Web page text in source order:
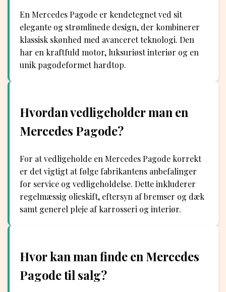
En Mercedes Pagode er kendetegnet ved sit
elegante og strømlinede design, der kombinerer
klassisk skønhed med avanceret teknologi. Den
har en kraftfuld motor, luksuriøst interiør og en
unik pagodeformet hardtop.
Hvordan vedligeholder man en
Mercedes Pagode?
For at vedligeholde en Mercedes Pagode korrekt
er det vigtigt at følge fabrikantens anbefalinger
for service og vedligeholdelse. Dette inkluderer
regelmæssig olieskift, eftersyn af bremser og dæk
samt generel pleje af karrosseri og interiør.
Hvor kan man finde en Mercedes
Pagode til salg?